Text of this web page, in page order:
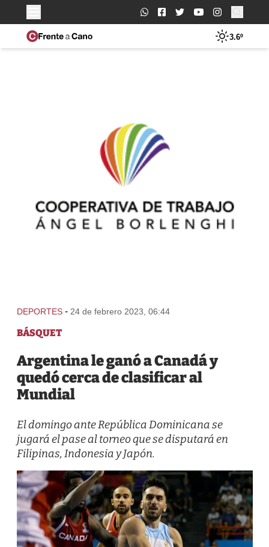
Buscar:
3.6º
DEPORTES - 24 de febrero 2023, 06:44
BÁSQUET
Argentina le ganó a Canadá y
quedó cerca de clasificar al
Mundial
El domingo ante República Dominicana se
jugará el pase al torneo que se disputará en
Filipinas, Indonesia y Japón.